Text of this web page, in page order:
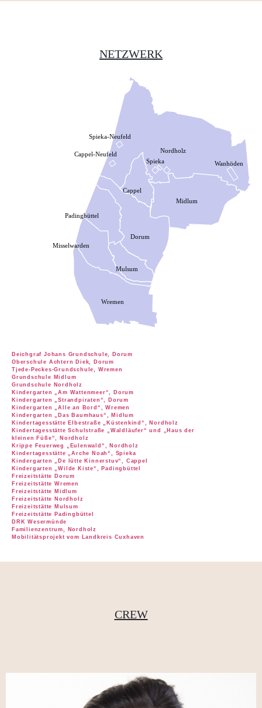
NETZWERK
Deichgraf Johans Grundschule, Dorum
Oberschule Achtern Diek, Dorum
Tjede-Peckes-Grundschule, Wremen
Grundschule Midlum
Grundschule Nordholz
Kindergarten „Am Wattenmeer“, Dorum
Kindergarten „Strandpiraten“, Dorum
Kindergarten „Alle an Bord“, Wremen
Kindergarten „Das Baumhaus“, Midlum
Kindertagesstätte Elbestraße „Küstenkind“, Nordholz
Kindertagesstätte Schulstraße „Waldläufer“ und „Haus der
kleinen Füße“, Nordholz
Krippe Feuerweg „Eulenwald“, Nordholz
Kindertagesstätte „Arche Noah“, Spieka
Kindergarten „De lütte Kinnerstuv“, Cappel
Kindergarten „Wilde Kiste“, Padingbüttel
Freizeitstätte Dorum
Freizeitstätte Wremen
Freizeitstätte Midlum
Freizeitstätte Nordholz
Freizeitstätte Mulsum
Freizeitstätte Padingbüttel
DRK Wesermünde
Familienzentrum, Nordholz
Mobilitätsprojekt vom Landkreis Cuxhaven
CREW